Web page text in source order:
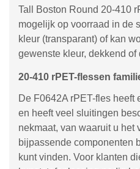
Tall Boston Round 20-410
mogelijk op voorraad in de
kleur (transparant) of kan
gewenste kleur, dekkend of
20-410 rPET-flessen
De F0642A rPET-fles heeft
en heeft veel sluitingen
nekmaat, van waaruit u het
bijpassende componenten
kunt vinden. Voor klanten